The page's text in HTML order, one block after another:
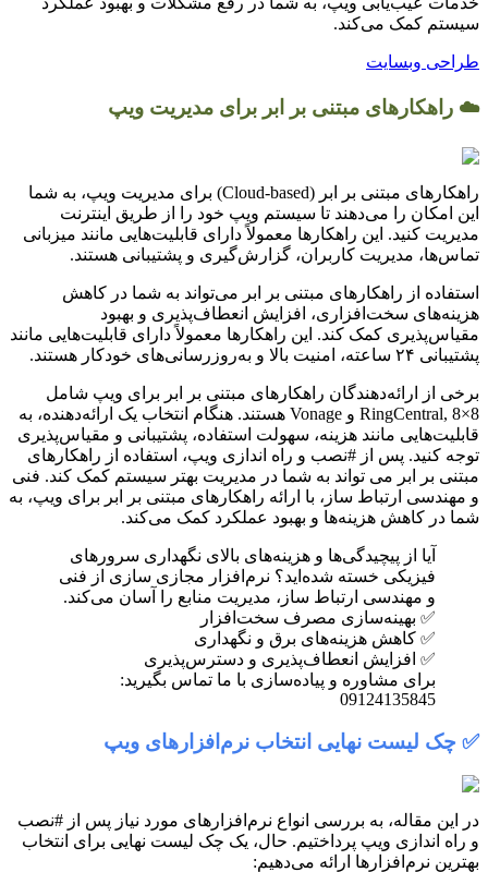
سیستم کمک می‌کند.
طراحی وبسایت
☁️ راهکارهای مبتنی بر ابر برای مدیریت ویپ
راهکارهای مبتنی بر ابر (Cloud-based) برای مدیریت ویپ، به شما
این امکان را می‌دهند تا سیستم ویپ خود را از طریق اینترنت
مدیریت کنید. این راهکارها معمولاً دارای قابلیت‌هایی مانند میزبانی
تماس‌ها، مدیریت کاربران، گزارش‌گیری و پشتیبانی هستند.
استفاده از راهکارهای مبتنی بر ابر می‌تواند به شما در کاهش
هزینه‌های سخت‌افزاری، افزایش انعطاف‌پذیری و بهبود
مقیاس‌پذیری کمک کند. این راهکارها معمولاً دارای قابلیت‌هایی مانند
پشتیبانی ۲۴ ساعته، امنیت بالا و به‌روزرسانی‌های خودکار هستند.
برخی از ارائه‌دهندگان راهکارهای مبتنی بر ابر برای ویپ شامل
RingCentral, 8×8 و Vonage هستند. هنگام انتخاب یک ارائه‌دهنده، به
قابلیت‌هایی مانند هزینه، سهولت استفاده، پشتیبانی و مقیاس‌پذیری
توجه کنید. پس از #نصب و راه اندازی ویپ، استفاده از راهکارهای
مبتنی بر ابر می تواند به شما در مدیریت بهتر سیستم کمک کند. فنی
و مهندسی ارتباط ساز، با ارائه راهکارهای مبتنی بر ابر برای ویپ، به
شما در کاهش هزینه‌ها و بهبود عملکرد کمک می‌کند.
آیا از پیچیدگی‌ها و هزینه‌های بالای نگهداری سرورهای
فیزیکی خسته شده‌اید؟ نرم‌افزار مجازی سازی از فنی
و مهندسی ارتباط ساز، مدیریت منابع را آسان می‌کند.
✅ بهینه‌سازی مصرف سخت‌افزار
✅ کاهش هزینه‌های برق و نگهداری
✅ افزایش انعطاف‌پذیری و دسترس‌پذیری
برای مشاوره و پیاده‌سازی با ما تماس بگیرید:
09124135845
✅ چک لیست نهایی انتخاب نرم‌افزارهای ویپ
در این مقاله، به بررسی انواع نرم‌افزارهای مورد نیاز پس از #نصب
و راه اندازی ویپ پرداختیم. حال، یک چک لیست نهایی برای انتخاب
بهترین نرم‌افزارها ارائه می‌دهیم: